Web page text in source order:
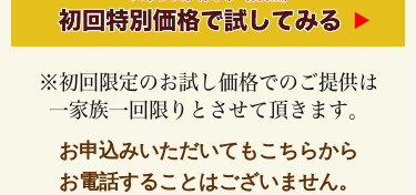
※初回限定のお試し価格でのご提供は
一家族一回限りとさせて頂きます。
お申込みいただいてもこちらから
お電話することはございません。